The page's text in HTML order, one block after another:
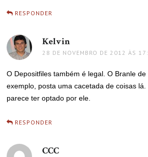
RESPONDER
Kelvin
28 DE NOVEMBRO DE 2012 ÀS
O Depositfiles também é legal. O Branle
exemplo, posta uma cacetada de coisas
parece ter optado por ele.
RESPONDER
CCC